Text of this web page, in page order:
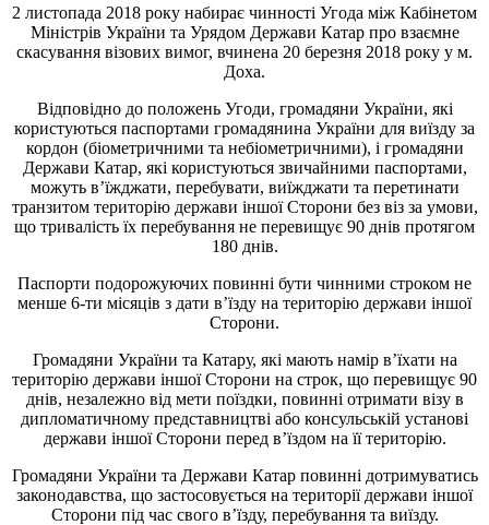
2 листопада 2018 року набирає чинності Угода між Кабінетом
Міністрів України та Урядом Держави Катар про взаємне
скасування візових вимог, вчинена 20 березня 2018 року у м.
Доха.
Відповідно до положень Угоди, громадяни України, які
користуються паспортами громадянина України для виїзду за
кордон (біометричними та небіометричними), і громадяни
Держави Катар, які користуються звичайними паспортами,
можуть в’їжджати, перебувати, виїжджати та перетинати
транзитом територію держави іншої Сторони без віз за умови,
що тривалість їх перебування не перевищує 90 днів протягом
180 днів.
Паспорти подорожуючих повинні бути чинними строком не
менше 6-ти місяців з дати в’їзду на територію держави іншої
Сторони.
Громадяни України та Катару, які мають намір в’їхати на
територію держави іншої Сторони на строк, що перевищує 90
днів, незалежно від мети поїздки, повинні отримати візу в
дипломатичному представництві або консульській установі
держави іншої Сторони перед в’їздом на її територію.
Громадяни України та Держави Катар повинні дотримуватись
законодавства, що застосовується на території держави іншої
Сторони під час свого в’їзду, перебування та виїзду.